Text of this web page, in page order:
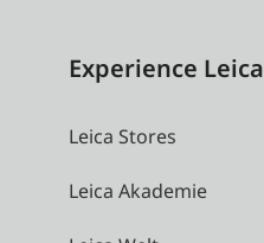
Experience Leica
Leica Stores
Leica Akademie